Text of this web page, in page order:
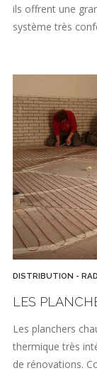
ils offrent une
système très
DISTRIBUTION -
LES
Les planchers
thermique très
de rénovations.